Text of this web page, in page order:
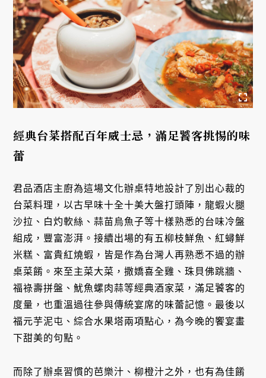
經典台菜搭配百年威士忌，滿足饕客挑惕的味
蕾
君品酒店主廚為這場文化辦桌特地設計了別出心裁的
台菜料理，以古早味十全十美大盤打頭陣，龍蝦火腿
沙拉、白灼軟絲、蒜苗烏魚子等十樣熟悉的台味冷盤
組成，豐富澎湃。接續出場的有五柳枝鮮魚、紅蟳鮮
米糕、富貴紅燒蝦，皆是作為台灣人再熟悉不過的辦
桌菜餚。來至主菜大菜，撒嬌喜全雞、珠貝佛跳牆、
福祿壽拼盤、魷魚螺肉蒜等經典酒家菜，滿足饕客的
度量，也重溫過往參與傳統宴席的味蕾記憶。最後以
福元芋泥屯、綜合水果塔兩項點心，為今晚的饗宴畫
下甜美的句點。
而除了辦桌習慣的芭樂汁、柳橙汁之外，也有為佳餚